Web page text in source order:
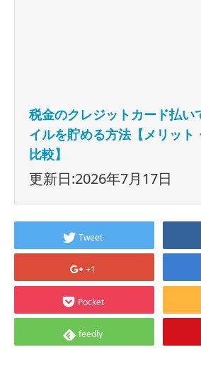
税金のクレジットカード払い
イルを貯める方法【メリット
比較】
更新日:2026年7月17日
Tweet
+1
Pocket
feedly